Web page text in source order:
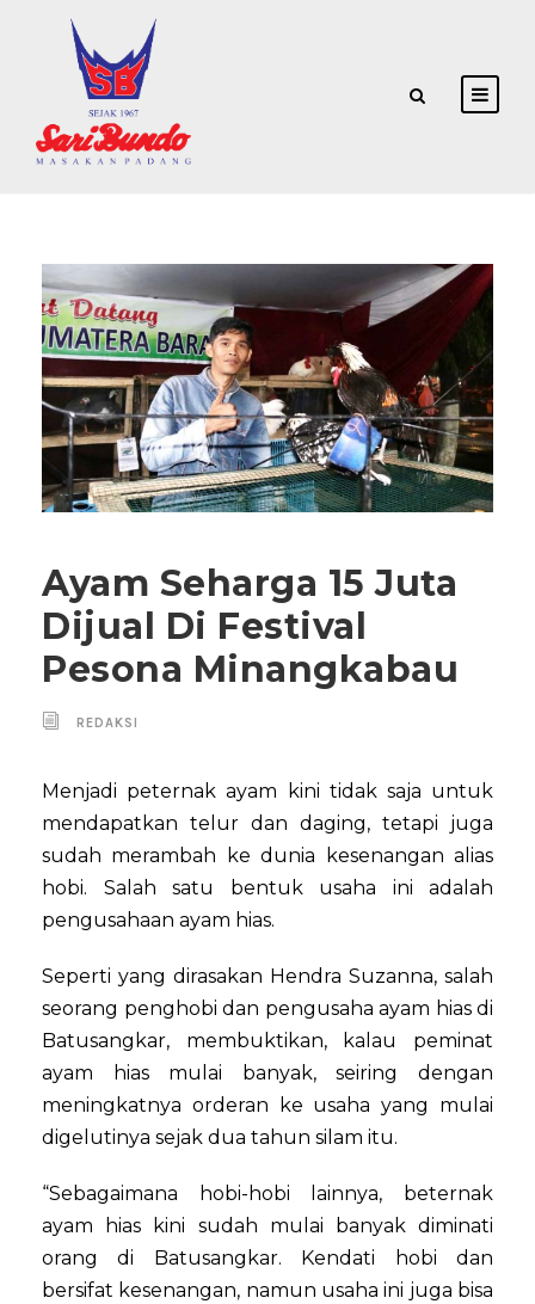
Ayam Seharga 15 Juta
Dijual Di Festival
Pesona Minangkabau
REDAKSI
Menjadi peternak ayam kini tidak saja untuk
mendapatkan telur dan daging, tetapi juga
sudah merambah ke dunia kesenangan alias
hobi. Salah satu bentuk usaha ini adalah
pengusahaan ayam hias.
Seperti yang dirasakan Hendra Suzanna, salah
seorang penghobi dan pengusaha ayam hias di
Batusangkar, membuktikan, kalau peminat
ayam hias mulai banyak, seiring dengan
meningkatnya orderan ke usaha yang mulai
digelutinya sejak dua tahun silam itu.
“Sebagaimana hobi-hobi lainnya, beternak
ayam hias kini sudah mulai banyak diminati
orang di Batusangkar. Kendati hobi dan
bersifat kesenangan, namun usaha ini juga bisa